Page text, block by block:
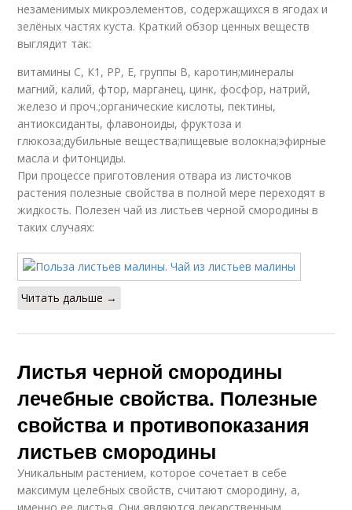
незаменимых микроэлементов, содержащихся в ягодах и
зелёных частях куста. Краткий обзор ценных веществ
выглядит так:
витамины С, К1, РР, Е, группы В, каротин;минералы
магний, калий, фтор, марганец, цинк, фосфор, натрий,
железо и проч.;органические кислоты, пектины,
антиоксиданты, флавоноиды, фруктоза и
глюкоза;дубильные вещества;пищевые волокна;эфирные
масла и фитонциды.
При процессе приготовления отвара из листочков
растения полезные свойства в полной мере переходят в
жидкость. Полезен чай из листьев черной смородины в
таких случаях:
Читать дальше →
Листья черной смородины
лечебные свойства. Полезные
свойства и противопоказания
листьев смородины
Уникальным растением, которое сочетает в себе
максимум целебных свойств, считают смородину, а,
именно ее листья. Они являются лекарственным